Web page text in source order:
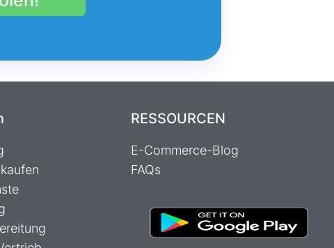
RESSOURCEN
E-Commerce-Blog
FAQs